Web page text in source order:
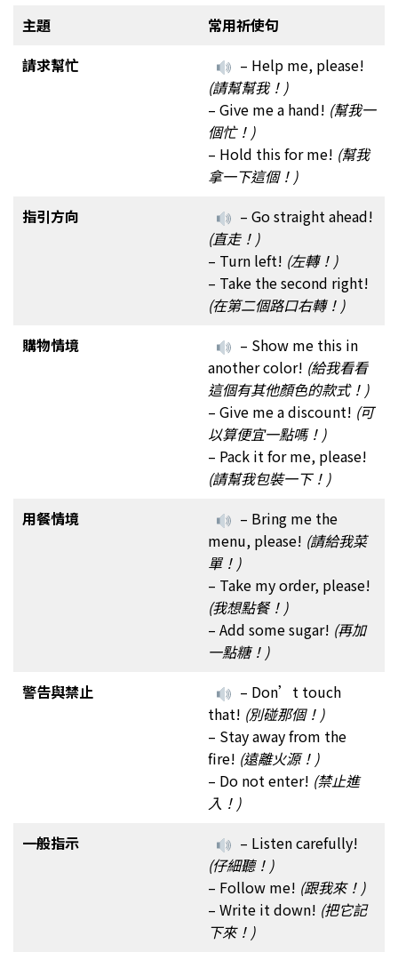
主題 常用祈使句
請求幫忙
– Help me, please!
(請幫幫我！)
– Give me a hand! (幫我一
個忙！)
– Hold this for me! (幫我
拿一下這個！)
指引方向
– Go straight ahead!
(直走！)
– Turn left! (左轉！)
– Take the second right!
(在第二個路口右轉！)
購物情境
– Show me this in
another color! (給我看看
這個有其他顏色的款式！)
– Give me a discount! (可
以算便宜一點嗎！)
– Pack it for me, please!
(請幫我包裝一下！)
用餐情境
– Bring me the
menu, please! (請給我菜
單！)
– Take my order, please!
(我想點餐！)
– Add some sugar! (再加
一點糖！)
警告與禁止
– Don’t touch
that! (別碰那個！)
– Stay away from the
fire! (遠離火源！)
– Do not enter! (禁止進
入！)
一般指示
– Listen carefully!
(仔細聽！)
– Follow me! (跟我來！)
– Write it down! (把它記
下來！)